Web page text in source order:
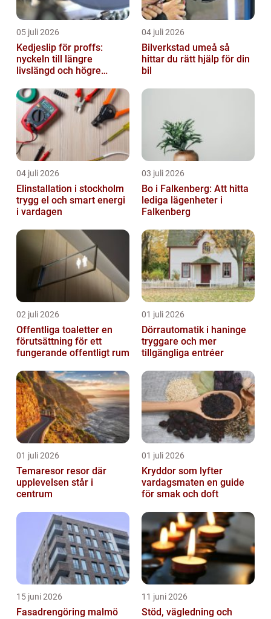
05 juli 2026
Kedjeslip för proffs:
nyckeln till längre
livslängd och högre
04 juli 2026
Bilverkstad umeå så
hittar du rätt hjälp för din
bil
04 juli 2026
Elinstallation i stockholm
trygg el och smart energi
i vardagen
03 juli 2026
Bo i Falkenberg: Att hitta
lediga lägenheter i
Falkenberg
02 juli 2026
Offentliga toaletter en
förutsättning för ett
fungerande offentligt rum
01 juli 2026
Dörrautomatik i haninge
tryggare och mer
tillgängliga entréer
01 juli 2026
Temaresor resor där
upplevelsen står i
centrum
01 juli 2026
Kryddor som lyfter
vardagsmaten en guide
för smak och doft
15 juni 2026
Fasadrengöring malmö
11 juni 2026
Stöd, vägledning och